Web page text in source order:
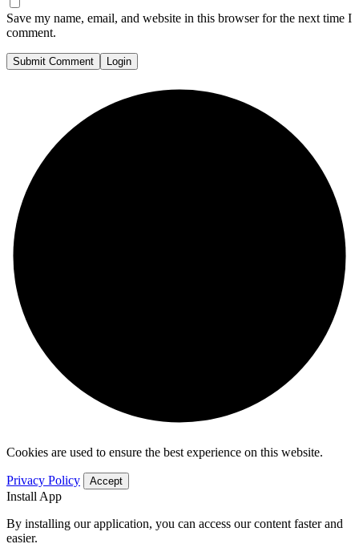
Save my name, email, and website in this browser for the next time I
comment.
Submit Comment Login
Cookies are used to ensure the best experience on this website.
Privacy Policy Accept
Install App
By installing our application, you can access our content faster and
easier.